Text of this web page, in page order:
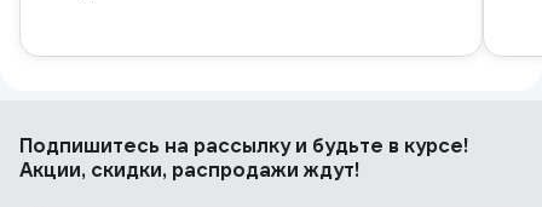
Подпишитесь на рассылкуи будьте в курсе!
Акции, скидки, распродажи ждут!